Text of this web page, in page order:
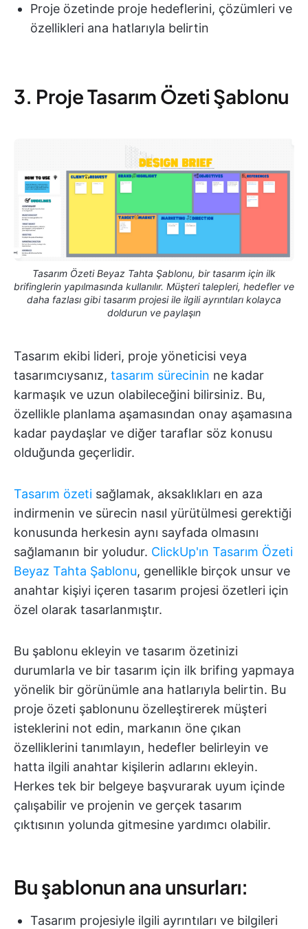
Proje özetinde proje hedeflerini, çözümleri ve
özellikleri ana hatlarıyla belirtin
3. Proje Tasarım Özeti Şablonu
Tasarım Özeti Beyaz Tahta Şablonu, bir tasarım için ilk
brifinglerin yapılmasında kullanılır. Müşteri talepleri, hedefler ve
daha fazlası gibi tasarım projesi ile ilgili ayrıntıları kolayca
doldurun ve paylaşın
Tasarım ekibi lideri, proje yöneticisi veya
tasarımcıysanız, tasarım sürecinin ne kadar
karmaşık ve uzun olabileceğini bilirsiniz. Bu,
özellikle planlama aşamasından onay aşamasına
kadar paydaşlar ve diğer taraflar söz konusu
olduğunda geçerlidir.
Tasarım özeti sağlamak, aksaklıkları en aza
indirmenin ve sürecin nasıl yürütülmesi gerektiği
konusunda herkesin aynı sayfada olmasını
sağlamanın bir yoludur. ClickUp'ın Tasarım Özeti
Beyaz Tahta Şablonu, genellikle birçok unsur ve
anahtar kişiyi içeren tasarım projesi özetleri için
özel olarak tasarlanmıştır.
Bu şablonu ekleyin ve tasarım özetinizi
durumlarla ve bir tasarım için ilk brifing yapmaya
yönelik bir görünümle ana hatlarıyla belirtin. Bu
proje özeti şablonunu özelleştirerek müşteri
isteklerini not edin, markanın öne çıkan
özelliklerini tanımlayın, hedefler belirleyin ve
hatta ilgili anahtar kişilerin adlarını ekleyin.
Herkes tek bir belgeye başvurarak uyum içinde
çalışabilir ve projenin ve gerçek tasarım
çıktısının yolunda gitmesine yardımcı olabilir.
Bu şablonun ana unsurları:
Tasarım projesiyle ilgili ayrıntıları ve bilgileri